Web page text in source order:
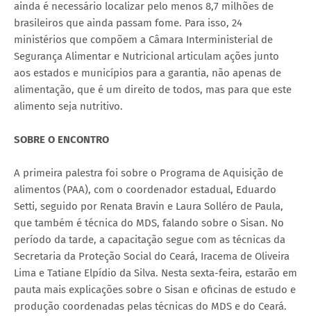
ainda é necessário localizar pelo menos 8,7 milhões de
brasileiros que ainda passam fome. Para isso, 24
ministérios que compõem a Câmara Interministerial de
Segurança Alimentar e Nutricional articulam ações junto
aos estados e municípios para a garantia, não apenas de
alimentação, que é um direito de todos, mas para que este
alimento seja nutritivo.
SOBRE O ENCONTRO
A primeira palestra foi sobre o Programa de Aquisição de
alimentos (PAA), com o coordenador estadual, Eduardo
Setti, seguido por Renata Bravin e Laura Solléro de Paula,
que também é técnica do MDS, falando sobre o Sisan. No
período da tarde, a capacitação segue com as técnicas da
Secretaria da Proteção Social do Ceará, Iracema de Oliveira
Lima e Tatiane Elpídio da Silva. Nesta sexta-feira, estarão em
pauta mais explicações sobre o Sisan e oficinas de estudo e
produção coordenadas pelas técnicas do MDS e do Ceará.